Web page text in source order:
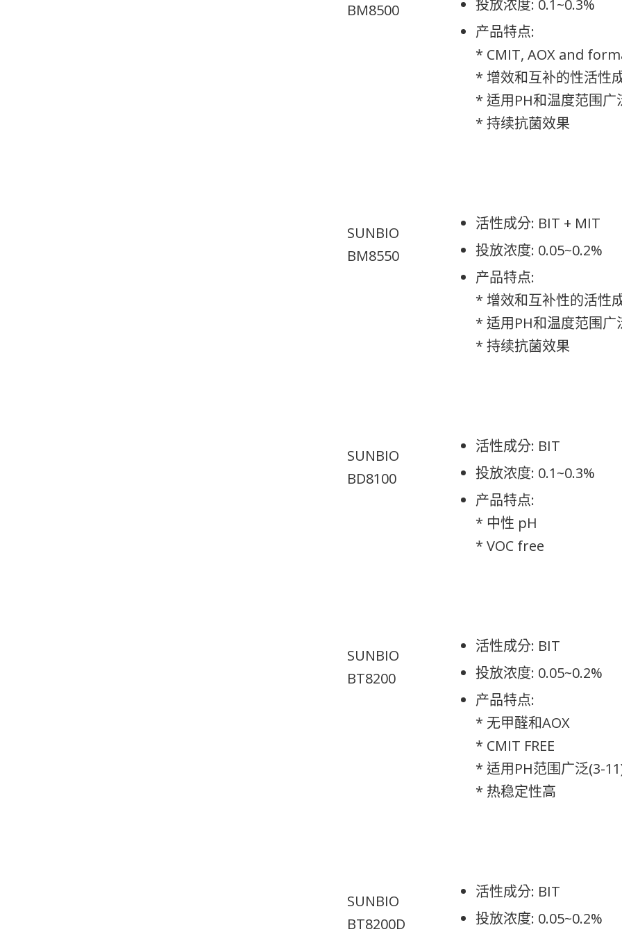
BM8500
投放浓度: 0.1~0.3%
产品特点:
* CMIT, AOX and
* 增效和互补的性活性
* 适用PH和温度范围广
* 持续抗菌效果
SUNBIO
BM8550
活性成分: BIT + MIT
投放浓度: 0.05~0.2%
产品特点:
* 增效和互补性的活性
* 适用PH和温度范围广
* 持续抗菌效果
SUNBIO
BD8100
活性成分: BIT
投放浓度: 0.1~0.3%
产品特点:
* 中性 pH
* VOC free
SUNBIO
BT8200
活性成分: BIT
投放浓度: 0.05~0.2%
产品特点:
* 无甲醛和AOX
* CMIT FREE
* 适用PH范围广泛(3-
* 热稳定性高
SUNBIO
BT8200D
活性成分: BIT
投放浓度: 0.05~0.2%